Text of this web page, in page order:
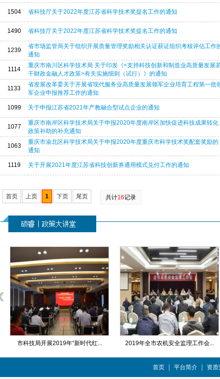
1504 省科技厅关于2022年度江苏省科学技术奖提名工作的通知
1490 省科技厅关于2022年度江苏省科学技术奖提名工作的通知
1239
省市场监管局关于组织开展质量管理奖励相关认证获证组织考核评估工作
通知
1114
重庆市南川区科学技术局 关于印发《<支持科技创新和制造业高质量发展
干财政金融人才政策>有关实施细则（试行）》的通知
1133
省发展改革委关于开展省现代服务业高质量发展领军企业培育工程第一批
军企业申报推荐工作的通知
1099 关于申报江苏省2021年产教融合型试点企业的通知
1077
重庆市南岸区科学技术局关于申报2020年度南岸区加快促进科技成果转化
政策补助的补充通知
1063
重庆市渝北区科学技术局关于申报2020年度重庆市科学技术奖配套奖励的
通知
1119 关于开展2021年度江苏省科技创新券通用模式兑付工作的通知
首页 上页 1 下页 尾页 共计16记录
市科技局开展2019年“新时代红... 2019年全市农机安全监理工作会...
首页| 平台简介| 资质